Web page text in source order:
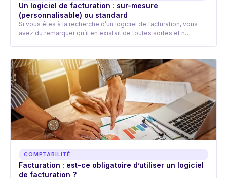
Un logiciel de facturation : sur-mesure
(personnalisable) ou standard
Si vous êtes à la recherche d’un logiciel de facturation, vous
avez du remarquer qu’il en existait de toutes sortes et n…
COMPTABILITÉ
Facturation : est-ce obligatoire d’utiliser un logiciel
de facturation ?